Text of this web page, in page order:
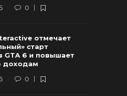
0
отмечает
старт
GTA 6 и повышает
доходам
0